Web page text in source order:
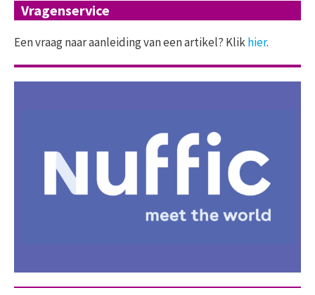
Vragenservice
Een vraag naar aanleiding van een artikel? Klikhier.